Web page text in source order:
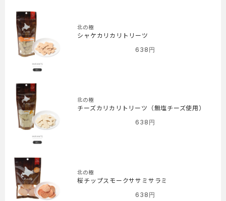
北の極
シャケカリカリトリーツ
638 円
北の極
チーズカリカリトリーツ（無塩チーズ使用）
638 円
北の極
桜チップスモークササミサラミ
638 円